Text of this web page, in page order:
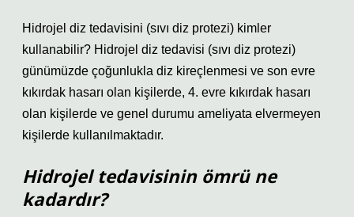
Hidrojel diz tedavisini (sıvı diz protezi) kimler
kullanabilir? Hidrojel diz tedavisi (sıvı diz protezi)
günümüzde çoğunlukla diz kireçlenmesi ve son evre
kıkırdak hasarı olan kişilerde, 4. evre kıkırdak hasarı
olan kişilerde ve genel durumu ameliyata elvermeyen
kişilerde kullanılmaktadır.
Hidrojel tedavisinin ömrü ne
kadardır?